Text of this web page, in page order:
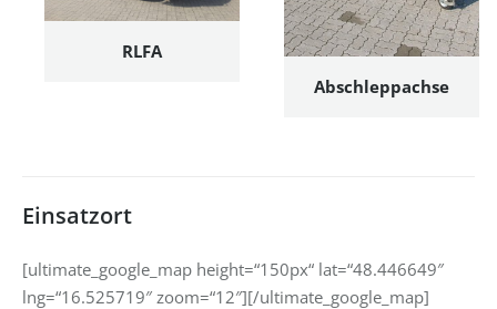
RLFA
Abschleppachse
Einsatzort
[ultimate_google_map height=“150px“ lat=“48.446649″
lng=“16.525719″ zoom=“12″][/ultimate_google_map]